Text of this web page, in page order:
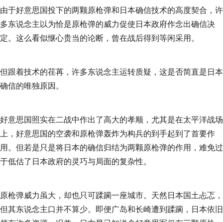
由于好意思国投下的两颗原枪弹和日本确信技术的高度契合，许
多东说念主以为恰是原枪弹的威力促使日本政府作念出确信决
定。这么看似惬心贵当的论断，曾在战后得到等闲采用。
但跟着技术的荏苒，许多东说念主运转质疑，这是否简直是日本
确信的唯独原因。
好意思国照实在二战中作出了高大的孝顺，尤其是在太平洋战场
上，好意思国的空袭和原枪弹轰炸为构兵的到手起到了首要作
用。但若是只是将日本的确信归结为两颗原枪弹的作用，难免过
于低估了日本政府的灵巧与局面的复杂性。
原枪弹威力虽大，却也只可蹂躏一座城市。天然日本国土忐忑，
但其东说念主口并不算少。即便广岛和长崎遭到蹂躏，日本依旧